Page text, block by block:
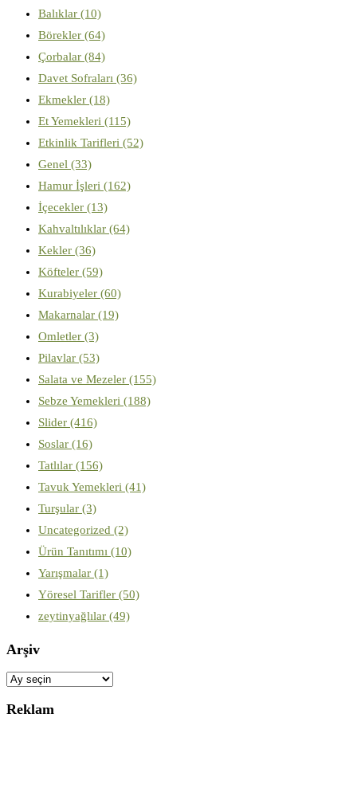
Balıklar (10)
Börekler (64)
Çorbalar (84)
Davet Sofraları (36)
Ekmekler (18)
Et Yemekleri (115)
Etkinlik Tarifleri (52)
Genel (33)
Hamur İşleri (162)
İçecekler (13)
Kahvaltılıklar (64)
Kekler (36)
Köfteler (59)
Kurabiyeler (60)
Makarnalar (19)
Omletler (3)
Pilavlar (53)
Salata ve Mezeler (155)
Sebze Yemekleri (188)
Slider (416)
Soslar (16)
Tatlılar (156)
Tavuk Yemekleri (41)
Turşular (3)
Uncategorized (2)
Ürün Tanıtımı (10)
Yarışmalar (1)
Yöresel Tarifler (50)
zeytinyağlılar (49)
Arşiv
Arşiv
Reklam